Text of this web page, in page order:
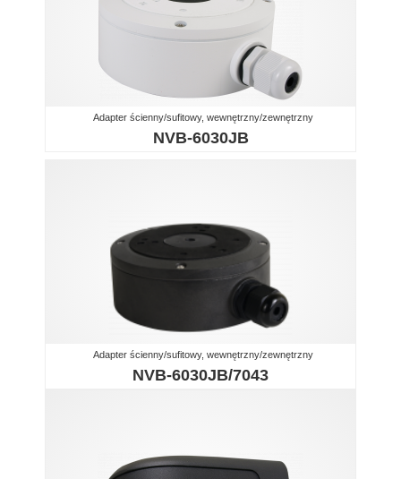
Adapter ścienny/sufitowy, wewnętrzny/zewnętrzny
NVB-6030JB
Adapter ścienny/sufitowy, wewnętrzny/zewnętrzny
NVB-6030JB/7043